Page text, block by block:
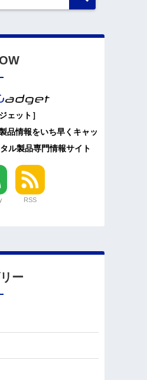
ェット］
品情報をいち早くキャッ
ル製品専門情報サイト
RSS
ー